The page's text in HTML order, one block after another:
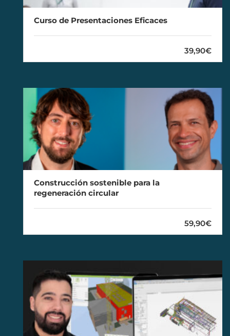
Curso de Presentaciones Eficaces
39,90€
Construcción sostenible para la
regeneración circular
59,90€